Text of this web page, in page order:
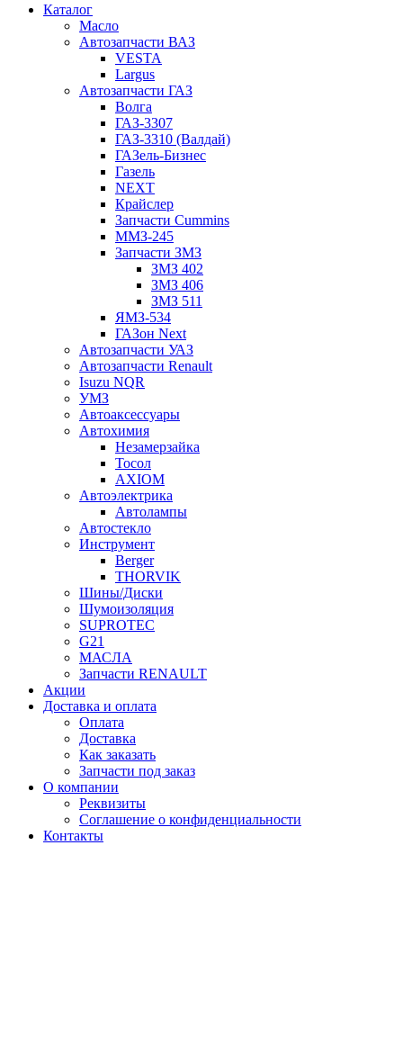
Каталог
Масло
Автозапчасти ВАЗ
VESTA
Largus
Автозапчасти ГАЗ
Волга
ГАЗ-3307
ГАЗ-3310 (Валдай)
ГАЗель-Бизнес
Газель
NEXT
Крайслер
Запчасти Cummins
ММЗ-245
Запчасти ЗМЗ
ЗМЗ 402
ЗМЗ 406
ЗМЗ 511
ЯМЗ-534
ГАЗон Next
Автозапчасти УАЗ
Автозапчасти Renault
Isuzu NQR
УМЗ
Автоаксессуары
Автохимия
Незамерзайка
Тосол
AXIOM
Автоэлектрика
Автолампы
Автостекло
Инструмент
Berger
THORVIK
Шины/Диски
Шумоизоляция
SUPROTEC
G21
МАСЛА
Запчасти RENAULT
Акции
Доставка и оплата
Оплата
Доставка
Как заказать
Запчасти под заказ
О компании
Реквизиты
Соглашение о конфиденциальности
Контакты